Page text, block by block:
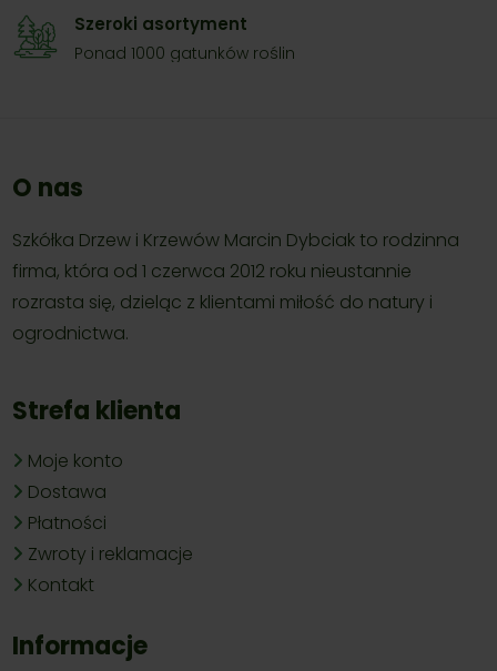
Szeroki asortyment
Ponad 1000 gatunków roślin
O nas
Szkółka Drzew i Krzewów Marcin Dybciak to rodzinna
firma, która od 1 czerwca 2012 roku nieustannie
rozrasta się, dzieląc z klientami miłość do natury i
ogrodnictwa.
Strefa klienta
Moje konto
Dostawa
Płatności
Zwroty i reklamacje
Kontakt
Informacje